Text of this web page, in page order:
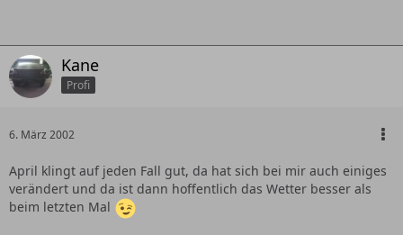
Kane
Profi
6. März 2002
April klingt auf jeden Fall gut, da hat sich bei mir auch einiges
verändert und da ist dann hoffentlich das Wetter besser als
beim letzten Mal